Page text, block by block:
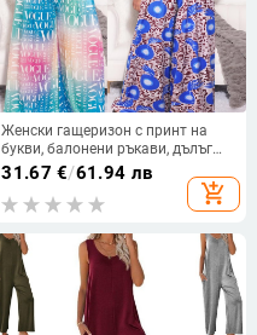
Женски гащеризон с принт на
букви, балонени ръкави, дълъг
силует, широки крачоли, средна
талия
31.67 €/61.94 лв
add_shopping_cart